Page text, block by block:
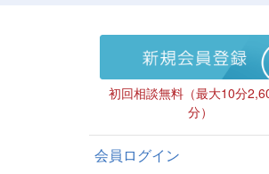
初回相談無料（最大10分
分）
会員ログイン